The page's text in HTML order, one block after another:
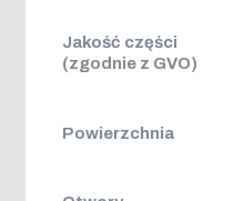
Jakość części
(zgodnie z GVO)
Powierzchnia